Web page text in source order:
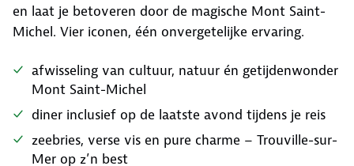
en laat je betoveren door de magische Mont Saint-
Michel. Vier iconen, één onvergetelijke ervaring.
afwisseling van cultuur, natuur én getijdenwonder
Mont Saint-Michel
diner inclusief op de laatste avond tijdens je reis
zeebries, verse vis en pure charme – Trouville-sur-
Mer op z’n best